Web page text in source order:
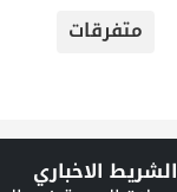
متفرقات
الشريط الاخباري